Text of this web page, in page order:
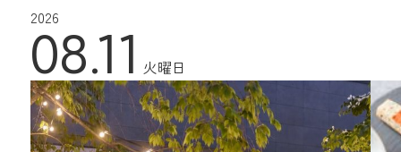
2026
08.11 火曜日